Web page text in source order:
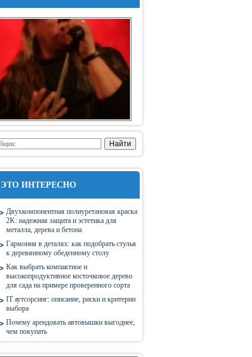
ЭТО ИНТЕРЕСНО
Двухкомпонентная полиуретановая краска
2K: надежная защита и эстетика для
металла, дерева и бетона
Гармония в деталях: как подобрать стулья
к деревянному обеденному столу
Как выбрать компактное и
высокопродуктивное косточковое дерево
для сада на примере проверенного сорта
IT аутсорсинг: описание, риски и критерии
выбора
Почему арендовать автовышки выгоднее,
чем покупать